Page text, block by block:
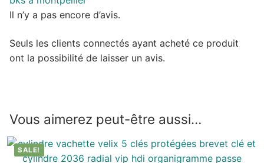
Il n’y a pas encore d’avis.
Seuls les clients connectés ayant acheté ce produit
ont la possibilité de laisser un avis.
Vous aimerez peut-être aussi…
SALE!